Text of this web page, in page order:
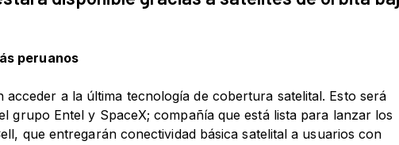
peruanos
a la última tecnología de cobertura satelital. Esto será
grupo Entel y SpaceX; compañía que está lista para lanzar los
que entregarán conectividad básica satelital a usuarios con